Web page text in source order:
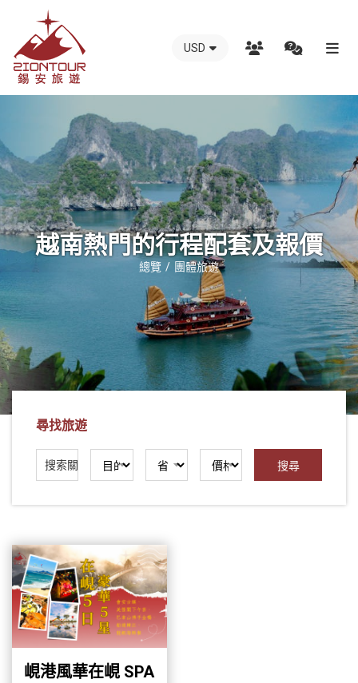
越
安
國
際
旅
行
社
南
接
-
越
南
最
好
的
USD
越南熱門的行程配套及報價
總覽 團體旅遊
尋找旅遊
峴港風華在峴 SPA